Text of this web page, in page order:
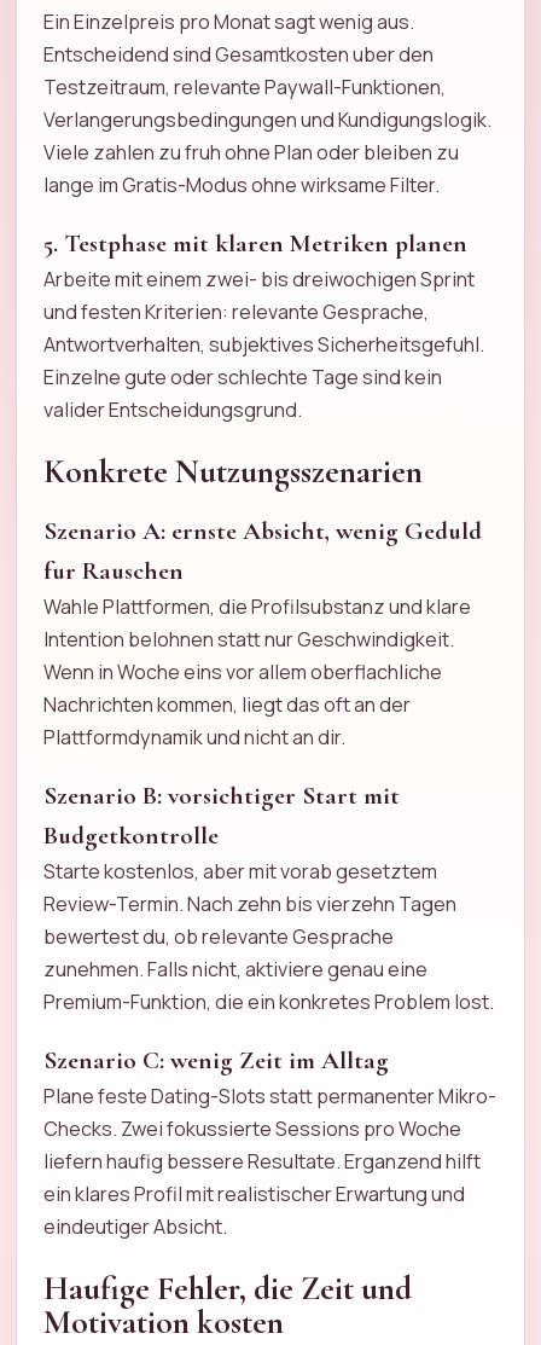
Ein Einzelpreis pro Monat sagt wenig aus.
Entscheidend sind Gesamtkosten uber den
Testzeitraum, relevante Paywall-Funktionen,
Verlangerungsbedingungen und Kundigungslogik.
Viele zahlen zu fruh ohne Plan oder bleiben zu
lange im Gratis-Modus ohne wirksame Filter.
5. Testphase mit klaren Metriken planen
Arbeite mit einem zwei- bis dreiwochigen Sprint
und festen Kriterien: relevante Gesprache,
Antwortverhalten, subjektives Sicherheitsgefuhl.
Einzelne gute oder schlechte Tage sind kein
valider Entscheidungsgrund.
Konkrete Nutzungsszenarien
Szenario A: ernste Absicht, wenig Geduld
fur Rauschen
Wahle Plattformen, die Profilsubstanz und klare
Intention belohnen statt nur Geschwindigkeit.
Wenn in Woche eins vor allem oberflachliche
Nachrichten kommen, liegt das oft an der
Plattformdynamik und nicht an dir.
Szenario B: vorsichtiger Start mit
Budgetkontrolle
Starte kostenlos, aber mit vorab gesetztem
Review-Termin. Nach zehn bis vierzehn Tagen
bewertest du, ob relevante Gesprache
zunehmen. Falls nicht, aktiviere genau eine
Premium-Funktion, die ein konkretes Problem lost.
Szenario C: wenig Zeit im Alltag
Plane feste Dating-Slots statt permanenter Mikro-
Checks. Zwei fokussierte Sessions pro Woche
liefern haufig bessere Resultate. Erganzend hilft
ein klares Profil mit realistischer Erwartung und
eindeutiger Absicht.
Haufige Fehler, die Zeit und
Motivation kosten